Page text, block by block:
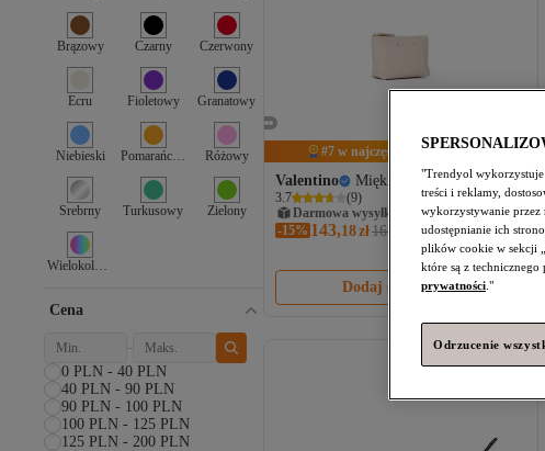
#7 w najczęściej wyświetlanych
Valentino Miękka kosmetyczka
3.7 (9)
Darmowa wysyłka
-15% 143,18zł167,79
Dodaj do koszyka
Brązowy Czarny Czerwony
Ecru Fioletowy Granatowy
Niebieski Pomarańczowy Różowy
Srebrny Turkusowy Zielony
Wielokolorowy
Cena
0 PLN - 40 PLN
40 PLN - 90 PLN
90 PLN - 100 PLN
100 PLN - 125 PLN
125 PLN - 200 PLN
"Trendyol wykorzystuje
treści i reklamy,
wykorzystywanie przez
udostępnianie ich
plików cookie w sekcji
które są z
prywatności ."
Odrzucenie